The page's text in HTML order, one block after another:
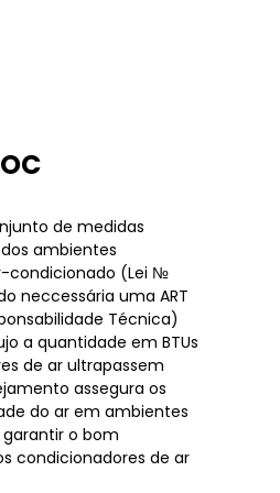
de medidas
ambientes
condicionado (Lei №
neccessária uma ART
Técnica)
a quantidade em BTUs
de ar ultrapassem
assegura os
do ar em ambientes
o bom
condicionadores de ar